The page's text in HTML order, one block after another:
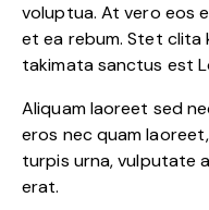
voluptua. At vero eos
et ea rebum. Stet clita
takimata sanctus est
Aliquam laoreet sed
eros nec quam
turpis urna, vulputate
erat.